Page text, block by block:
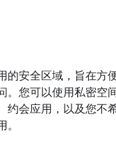
的安全区域，旨在方
。您可以使用私密空
约会应用，以及您不